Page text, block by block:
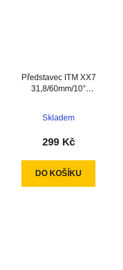
Představec ITM XX7
31,8/60mm/10°
Skladem
299 Kč
DO KOŠÍKU